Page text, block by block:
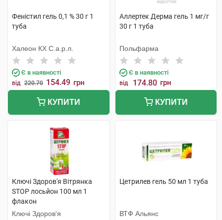
Феністил гель 0,1 % 30 г 1
туба
Халеон КХ С.а.р.л.
Є в наявності
від 220.70 154.49 грн
КУПИТИ
Аллертек Дерма гель 1 мг/г
30 г 1 туба
Польфарма
Є в наявності
від 174.80 грн
КУПИТИ
Ключі Здоров'я Вітрянка
STOP лосьйон 100 мл 1
флакон
Ключі Здоров'я
Цетрилев гель 50 мл 1 туба
ВТФ Альянс